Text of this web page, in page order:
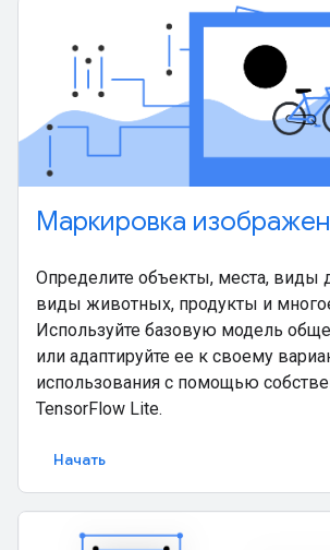
Маркировка
Определите объекты, места, виды
виды животных, продукты и
Используйте базовую модель
или адаптируйте ее к своему
использования с помощью
TensorFlow Lite.
Начать